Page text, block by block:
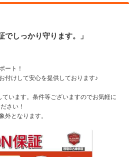
でしっかり守ります。」
ート！
付けして安心を提供しております♪
います。条件等ございますのでお気軽に
さい！
となります。